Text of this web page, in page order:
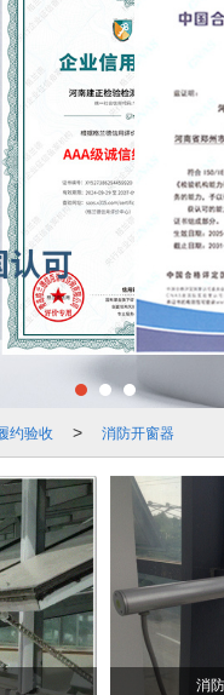
约验收 > 消防开窗器
消